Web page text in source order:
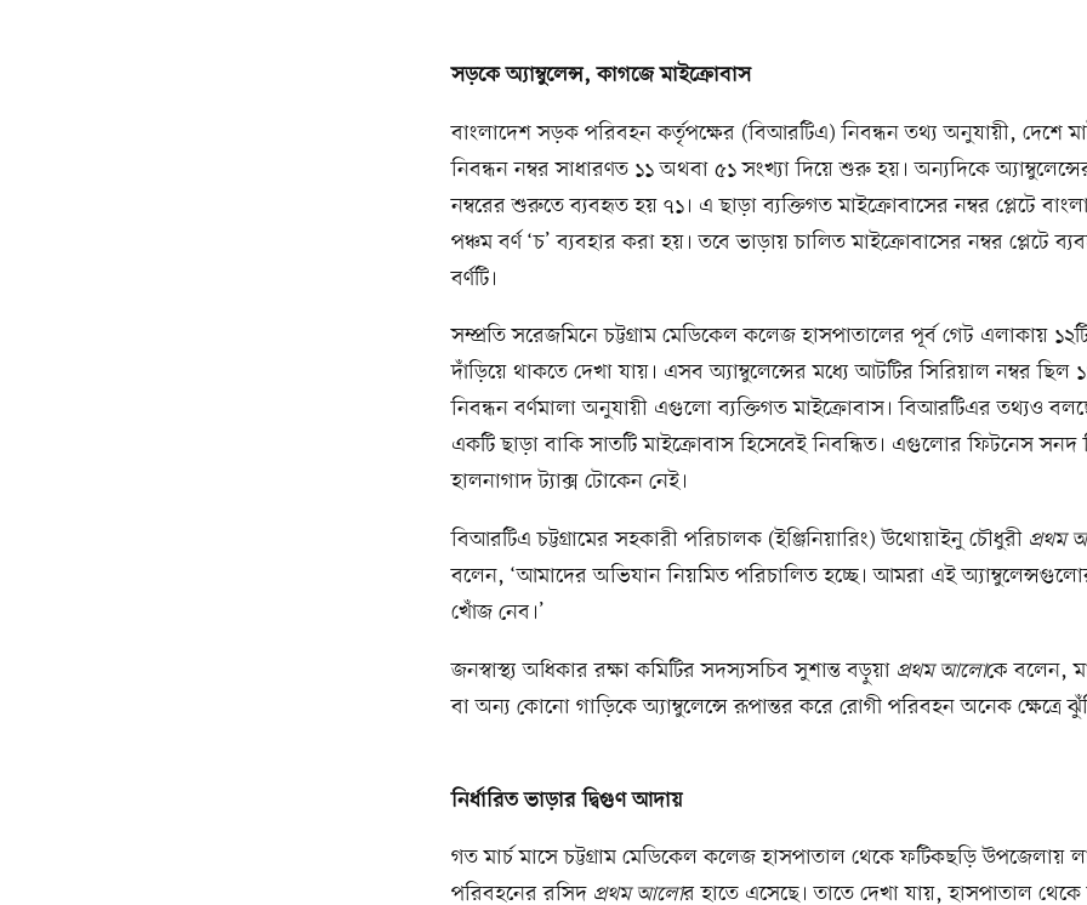
সড়কে অ্যাম্বুলেন্স, কাগজে মাইক্রোবাস
বাংলাদেশ সড়ক পরিবহন কর্তৃপক্ষের (বিআরটিএ) নিবন্ধন তথ্য অনুযায়ী, দেশে
নিবন্ধন নম্বর সাধারণত ১১ অথবা ৫১ সংখ্যা দিয়ে শুরু হয়। অন্যদিকে
নম্বরের শুরুতে ব্যবহৃত হয় ৭১। এ ছাড়া ব্যক্তিগত মাইক্রোবাসের নম্বর প্লেটে
পঞ্চম বর্ণ ‘চ’ ব্যবহার করা হয়। তবে ভাড়ায় চালিত মাইক্রোবাসের নম্বর প্লেটে
বর্ণটি।
সম্প্রতি সরেজমিনে চট্টগ্রাম মেডিকেল কলেজ হাসপাতালের পূর্ব গেট এলাকায় ১২টি
দাঁড়িয়ে থাকতে দেখা যায়। এসব অ্যাম্বুলেন্সের মধ্যে আটটির সিরিয়াল নম্বর ছিল
নিবন্ধন বর্ণমালা অনুযায়ী এগুলো ব্যক্তিগত মাইক্রোবাস। বিআরটিএর তথ্যও
একটি ছাড়া বাকি সাতটি মাইক্রোবাস হিসেবেই নিবন্ধিত। এগুলোর ফিটনেস সনদ
হালনাগাদ ট্যাক্স টোকেন নেই।
বিআরটিএ চট্টগ্রামের সহকারী পরিচালক (ইঞ্জিনিয়ারিং) উথোয়াইনু চৌধুরী প্রথম
বলেন, ‘আমাদের অভিযান নিয়মিত পরিচালিত হচ্ছে। আমরা এই
খোঁজ নেব।’
জনস্বাস্থ্য অধিকার রক্ষা কমিটির সদস্যসচিব সুশান্ত বড়ুয়া প্রথম আলোকে বলেন,
বা অন্য কোনো গাড়িকে অ্যাম্বুলেন্সে রূপান্তর করে রোগী পরিবহন অনেক ক্ষেত্রে
নির্ধারিত ভাড়ার দ্বিগুণ আদায়
গত মার্চ মাসে চট্টগ্রাম মেডিকেল কলেজ হাসপাতাল থেকে ফটিকছড়ি উপজেলায়
পরিবহনের রসিদ প্রথম আলোর হাতে এসেছে। তাতে দেখা যায়, হাসপাতাল